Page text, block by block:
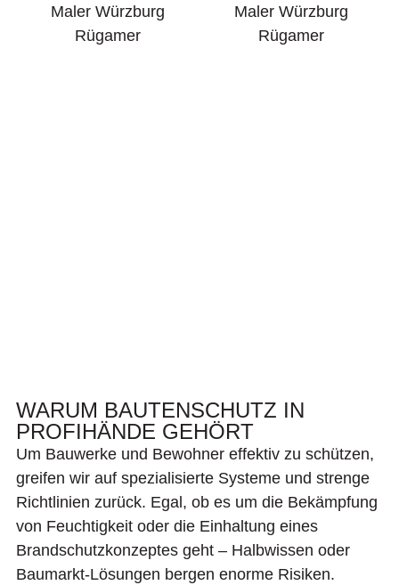
WARUM BAUTENSCHUTZ IN
PROFIHÄNDE GEHÖRT
Um Bauwerke und Bewohner effektiv zu schützen,
greifen wir auf spezialisierte Systeme und strenge
Richtlinien zurück. Egal, ob es um die Bekämpfung
von Feuchtigkeit oder die Einhaltung eines
Brandschutzkonzeptes geht – Halbwissen oder
Baumarkt-Lösungen bergen enorme Risiken.